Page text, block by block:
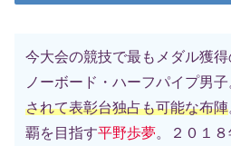
今大会の競技で最もメダル獲
ノーボード・ハーフパイプ男子
されて表彰台独占も可能な布陣
覇を目指す平野歩夢。２０１